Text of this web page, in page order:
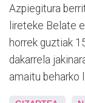
Azpiegitura
lireteke Belate
horrek guztiak
dakarrela
amaitu beharko